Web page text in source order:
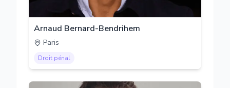
Arnaud Bernard-Bendrihem
Paris
Droit pénal